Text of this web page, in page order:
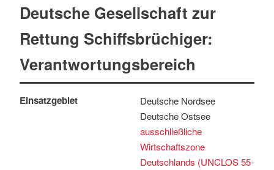
Deutsche Gesellschaft zur
Rettung Schiffsbrüchiger:
Verantwortungsbereich
Einsatzgebiet
Deutsche Nordsee
Deutsche Ostsee
ausschließliche
Wirtschaftszone
Deutschlands (UNCLOS 55-